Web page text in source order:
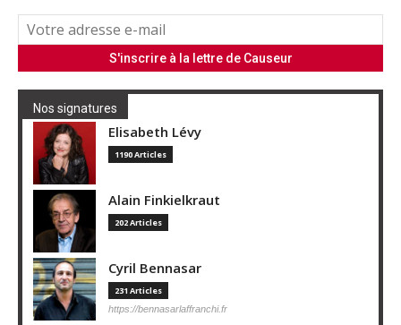
Nos signatures
Elisabeth Lévy
1190 Articles
Alain Finkielkraut
202 Articles
Cyril Bennasar
231 Articles
https://bennasarlaffranchi.fr